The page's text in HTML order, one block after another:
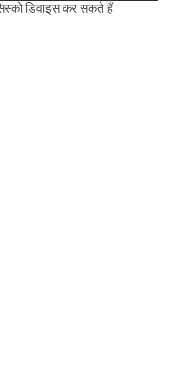
डिवाइस कर सकते हैं